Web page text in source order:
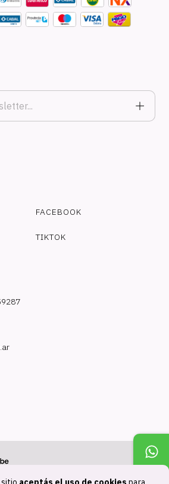
FACEBOOK
TIKTOK
- 2026. Todos los derechos